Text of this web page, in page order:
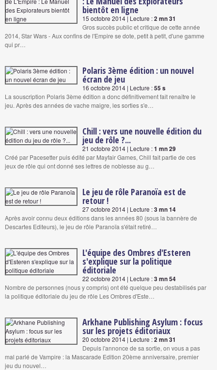
bientôt en ligne
15 octobre 2014 | Lecture :2 mn 31
Gros succès public et critique de cette année
2014, Star Wars - Aux confins de l'Empire se dote, petit à petit, d'une gamme
qui pr…
Polaris 3ème édition : un nouvel
écran de jeu
16 octobre 2014 | Lecture :55 s
La souscription Polaris 3ème édition a donc définitivement fait renaître le
jeu. Après des années de vache maigre, les sorties s'e…
Chill : vers une nouvelle édition du
jeu de rôle ?...
21 octobre 2014 | Lecture :1 mn 29
Créé par Pacesetter puis édité par Mayfair Games, Chill fait partie de ces
jeux de rôle qui ont donné ses lettres de noblesse au g…
Le jeu de rôle Paranoïa est de
retour !
27 octobre 2014 | Lecture :3 mn 14
Après avoir connu deux éditions dans les années 80 (sous la bannère de
Descartes Editeurs), le jeu de rôle Paranoïa s'était retiré…
L'équipe des Ombres d'Esteren
s'explique sur la politique
éditoriale
22 octobre 2014 | Lecture :3 mn 54
Nombre de personnes (nous y compris) ont été quelque peu destabilisés par
la politique éditoriale du jeu de rôle Les Ombres d'Este…
Arkhane Publishing Asylum : focus
sur les projets éditoriaux
20 octobre 2014 | Lecture :2 mn 31
Depuis l'annonce de sa sortie, on vous a pas
mal parlé de Vampire : la Mascarade Edition 20ème anniversaire, premier
jeu du nouvel…